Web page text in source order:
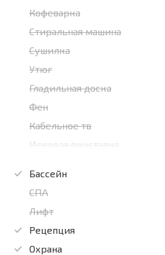
Кофеварка
Стиральная машина
Сушилка
Утюг
Гладильная доска
Фен
Кабельное тв
Игровая приставка
Бассейн
СПА
Лифт
Рецепция
Охрана